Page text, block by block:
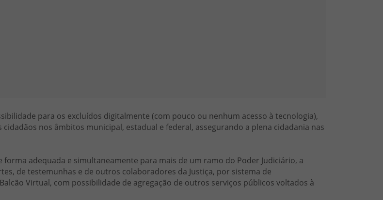
para os excluídos digitalmente (com pouco ou nenhum acesso à tecnologia),
nos âmbitos municipal, estadual e federal, assegurando a plena cidadania nas
adequada e simultaneamente para mais de um ramo do Poder Judiciário, a
de testemunhas e de outros colaboradores da Justiça, por sistema de
Virtual, com possibilidade de agregação de outros serviços públicos voltados à